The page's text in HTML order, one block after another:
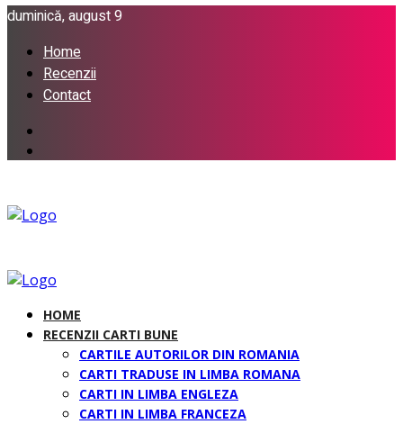
duminică, august 9
Home
Recenzii
Contact
HOME
RECENZII CARTI BUNE
CARTILE AUTORILOR DIN ROMANIA
CARTI TRADUSE IN LIMBA ROMANA
CARTI IN LIMBA ENGLEZA
CARTI IN LIMBA FRANCEZA